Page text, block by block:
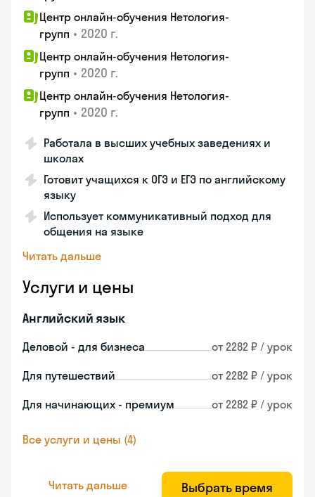
Центр онлайн-обучения Нетология-
групп • 2020 г.
Центр онлайн-обучения Нетология-
групп • 2020 г.
Центр онлайн-обучения Нетология-
групп • 2020 г.
Работала в высших учебных заведениях и
школах
Готовит учащихся к ОГЭ и ЕГЭ по английскому
языку
Использует коммуникативный подход для
общения на языке
Читать дальше
Услуги и цены
Английский язык
Деловой - для бизнеса от 2282 ₽ / урок
Для путешествий от 2282 ₽ / урок
Для начинающих - премиум от 2282 ₽ / урок
Все услуги и цены (4)
Читать дальше Выбрать время